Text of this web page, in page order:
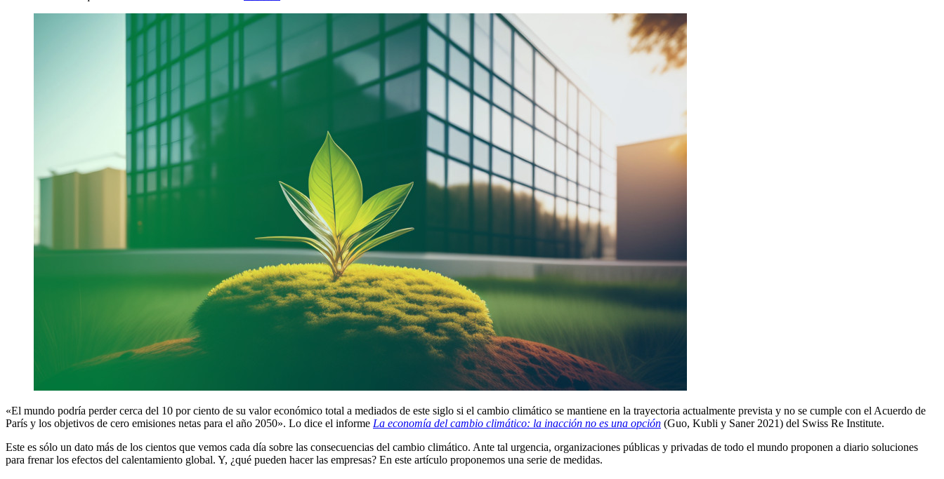
«El mundo podría perder cerca del 10 por ciento de su valor económico total a mediados de este siglo si el cambio climático se mantiene en la trayectoria actualmente prevista y no se cumple con el Acuerdo de
París y los objetivos de cero emisiones netas para el año 2050». Lo dice el informe La economía del cambio climático: la inacción no es una opción (Guo, Kubli y Saner 2021) del Swiss Re Institute.
Este es sólo un dato más de los cientos que vemos cada día sobre las consecuencias del cambio climático. Ante tal urgencia, organizaciones públicas y privadas de todo el mundo proponen a diario soluciones
para frenar los efectos del calentamiento global. Y, ¿qué pueden hacer las empresas? En este artículo proponemos una serie de medidas.